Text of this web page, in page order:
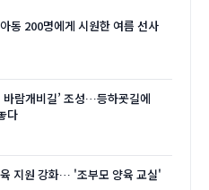
동 200명에게 시원한 여름 선사
바람개비길’ 조성…등하굣길에
다
지원 강화… '조부모 양육 교실'